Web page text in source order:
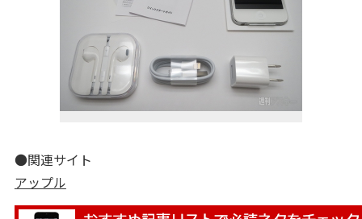
●関連サイト
アップル